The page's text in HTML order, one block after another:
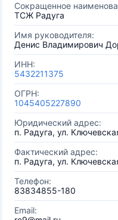
Сокращенное
ТСЖ Радуга
Имя руководителя:
Денис Владимирович
ИНН:
5432211375
ОГРН:
1045405227890
Юридический адрес:
п. Радуга, ул.
Фактический адрес:
п. Радуга, ул.
Телефон:
83834855-180
Email: